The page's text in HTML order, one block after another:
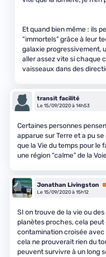
Et quand bien même : ils
“immortels” grâce à leur
galaxie progressivement,
aller assez vite si chaque
vaisseaux dans des
transit facilité
Le 15/09/2020 à 14h53
Certaines personnes
apparue sur Terre et a pu
que la Vie du temps pour le
une région “calme” de la
Jonathan Livingston
Le 15/09/2020 à 15h12
SI on trouve de la vie ou
planètes proches, cela peut
contamination croisée
cela ne prouverait rien du
peuvent survivre à un long